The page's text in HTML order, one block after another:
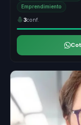
Emprendimiento
3conf.